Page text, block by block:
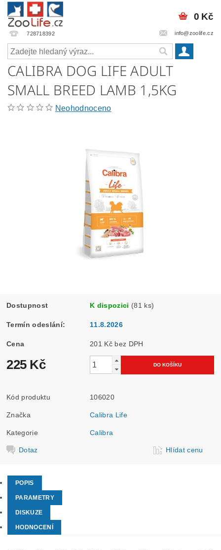
728718392 info@zoolife.cz
0 Kč
CALIBRA DOG LIFE ADULT
SMALL BREED LAMB 1,5KG
Neohodnoceno
Dostupnost K dispozici (81 ks)
Termín odeslání: 11.8.2026
Cena 201 Kč bez DPH
225 Kč
Kód produktu 106020
Značka Calibra Life
Kategorie Calibra
Dotaz Hlídat cenu
POPIS
PARAMETRY
DISKUZE
HODNOCENÍ